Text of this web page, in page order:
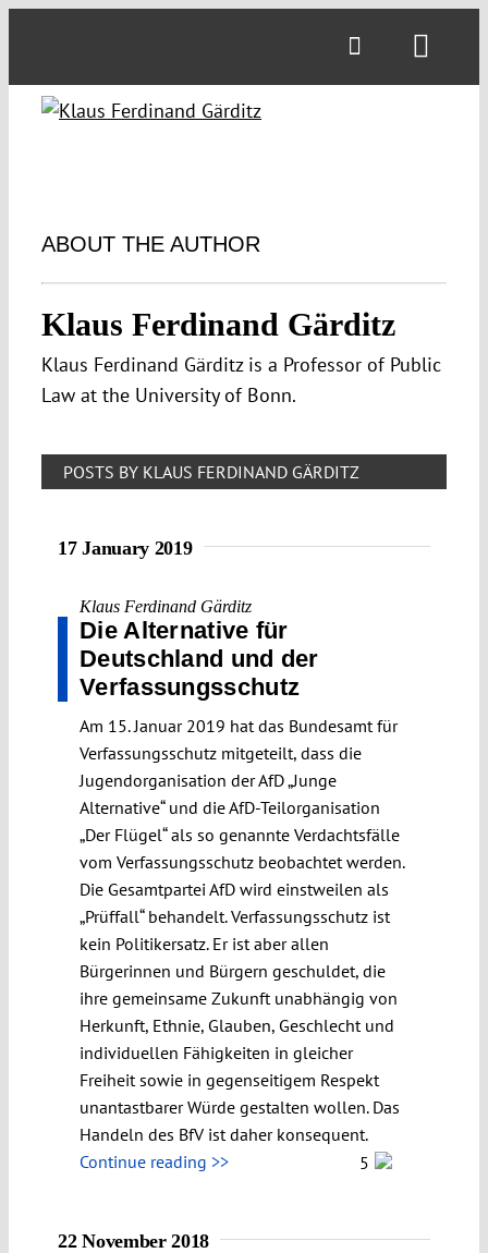
ABOUT THE AUTHOR
Klaus Ferdinand Gärditz
Klaus Ferdinand Gärditz is a Professor of Public
Law at the University of Bonn.
POSTS BY KLAUS FERDINAND GÄRDITZ
17 January 2019
Klaus Ferdinand Gärditz
Die Alternative für
Deutschland und der
Verfassungsschutz
Am 15. Januar 2019 hat das Bundesamt für
Verfassungsschutz mitgeteilt, dass die
Jugendorganisation der AfD „Junge
Alternative“ und die AfD-Teilorganisation
„Der Flügel“ als so genannte Verdachtsfälle
vom Verfassungsschutz beobachtet werden.
Die Gesamtpartei AfD wird einstweilen als
„Prüffall“ behandelt. Verfassungsschutz ist
kein Politikersatz. Er ist aber allen
Bürgerinnen und Bürgern geschuldet, die
ihre gemeinsame Zukunft unabhängig von
Herkunft, Ethnie, Glauben, Geschlecht und
individuellen Fähigkeiten in gleicher
Freiheit sowie in gegenseitigem Respekt
unantastbarer Würde gestalten wollen. Das
Handeln des BfV ist daher konsequent.
Continue reading >>
5
22 November 2018